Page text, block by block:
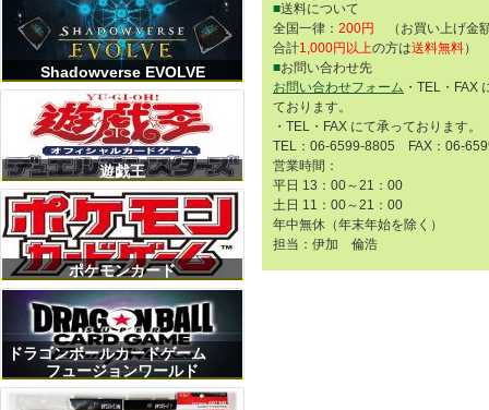
■送料について
全国一律： 200円
（お買い上げ金
合計1,000円以上の方は送料無料）
■お問い合わせ先
お問い合わせフォーム ・TEL・FAX
ております。
・TEL・FAX にて承っております。
TEL：06-6599-8805 FAX：06-
営業時間：
平日 13：00～21：00
土日 11：00～21：00
年中無休（年末年始を除く）
担当：伊加 倫浩
Shadowverse EVOLVE
遊戯王
ポケモンカード
ドラゴンボールカードゲーム
フュージョンワールド